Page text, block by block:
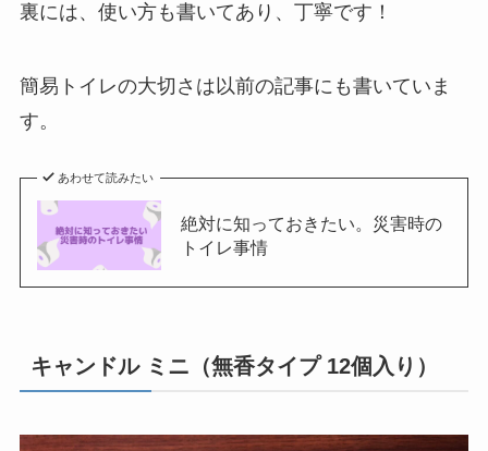
裏には、使い方も書いてあり、丁寧です！
簡易トイレの大切さは以前の記事にも書いていま
す。
あわせて読みたい
絶対に知っておきたい。災害時の
トイレ事情
キャンドル ミニ（無香タイプ 12個入り）